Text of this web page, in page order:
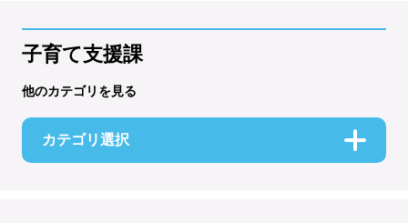
子育て支援課
他のカテゴリを見る
カテゴリ選択